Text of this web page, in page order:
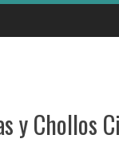
y Chollos